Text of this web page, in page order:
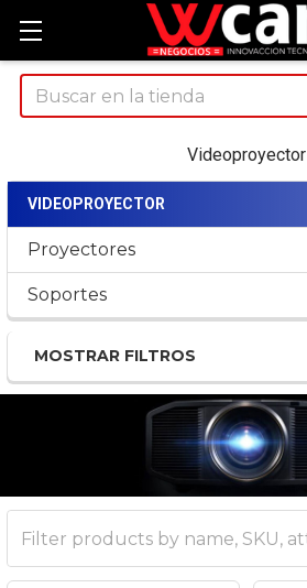
Buscar
Videoproyector
Sidebar
VIDEOPROYECTOR
Proyectores
Soportes
MOSTRAR FILTROS